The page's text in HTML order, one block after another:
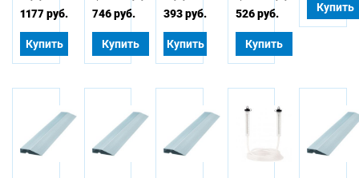
1177 руб.
Купить
746 руб.
Купить
393 руб.
Купить
526 руб.
Купить
Купить